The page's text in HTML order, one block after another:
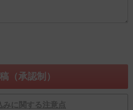
みに関する注意点